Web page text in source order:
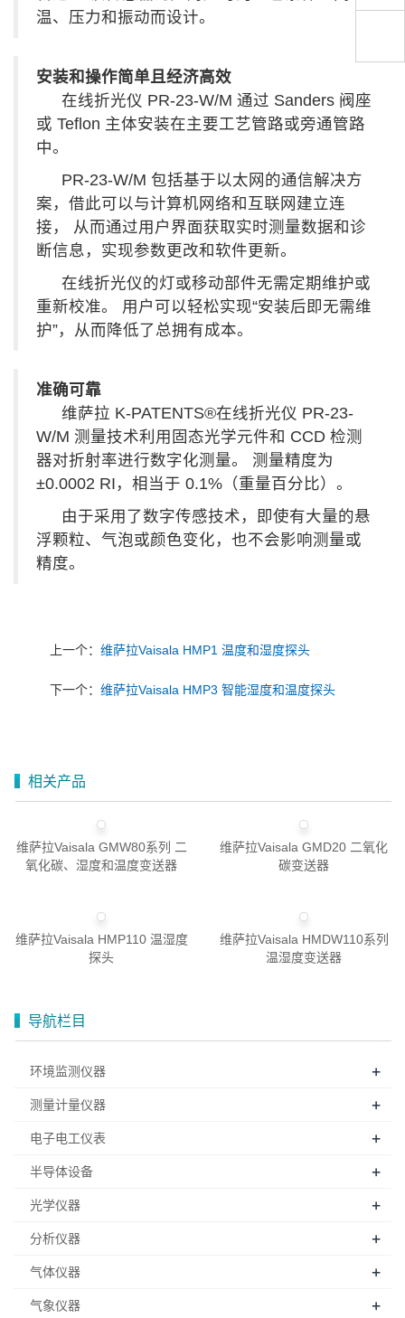
温、压力和振动而设计。
安装和操作简单且经济高效
在线折光仪 PR-23-W/M 通过 Sanders 阀座
或 Teflon 主体安装在主要工艺管路或旁通管路
中。
PR-23-W/M 包括基于以太网的通信解决方
案，借此可以与计算机网络和互联网建立连
接， 从而通过用户界面获取实时测量数据和诊
断信息，实现参数更改和软件更新。
在线折光仪的灯或移动部件无需定期维护或
重新校准。 用户可以轻松实现“安装后即无需维
护”，从而降低了总拥有成本。
准确可靠
维萨拉 K‑PATENTS®在线折光仪 PR-23-
W/M 测量技术利用固态光学元件和 CCD 检测
器对折射率进行数字化测量。 测量精度为
±0.0002 RI，相当于 0.1%（重量百分比）。
由于采用了数字传感技术，即使有大量的悬
浮颗粒、气泡或颜色变化，也不会影响测量或
精度。
上一个： 维萨拉Vaisala HMP1 温度和湿度探头
下一个： 维萨拉Vaisala HMP3 智能湿度和温度探头
相关产品
维萨拉Vaisala GMW80系列 二
氧化碳、湿度和温度变送器
维萨拉Vaisala GMD20 二氧化
碳变送器
维萨拉Vaisala HMP110 温湿度
探头
维萨拉Vaisala HMDW110系列
温湿度变送器
导航栏目
环境监测仪器 +
测量计量仪器 +
电子电工仪表 +
半导体设备 +
光学仪器 +
分析仪器 +
气体仪器 +
气象仪器 +
扫一扫，关注官方账号
010-52867771